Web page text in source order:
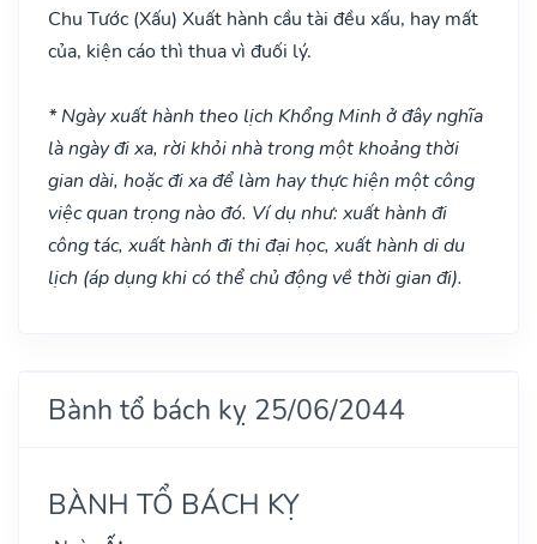
Chu Tước (Xấu) Xuất hành cầu tài đều xấu, hay mất
của, kiện cáo thì thua vì đuối lý.
* Ngày xuất hành theo lịch Khổng Minh ở đây nghĩa
là ngày đi xa, rời khỏi nhà trong một khoảng thời
gian dài, hoặc đi xa để làm hay thực hiện một công
việc quan trọng nào đó. Ví dụ như: xuất hành đi
công tác, xuất hành đi thi đại học, xuất hành di du
lịch (áp dụng khi có thể chủ động về thời gian đi).
Bành tổ bách kỵ 25/06/2044
BÀNH TỔ BÁCH KỴ